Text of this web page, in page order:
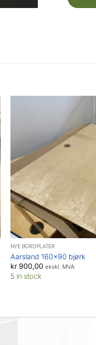
NYE BORDPLATER
Aarsland 160×90 bjørk
kr900,00 ekskl. MVA
5 in stock